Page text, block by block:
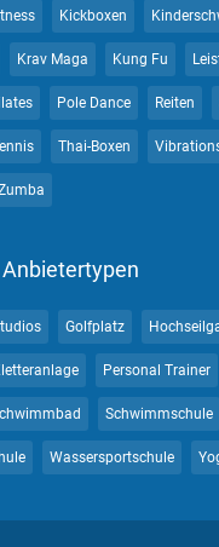
Kickboxen
Krav Maga Kung Fu
Pole Dance Reiten
Thai-Boxen
Golfplatz
Personal Trainer
Schwimmschule
Wassersportschule